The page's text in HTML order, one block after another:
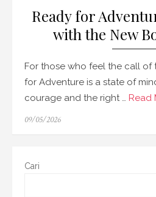
Ready for
with the New
For those who feel the call of
for Adventure is a state of
courage and the right … Read
Posted
09/05/2026
Cari